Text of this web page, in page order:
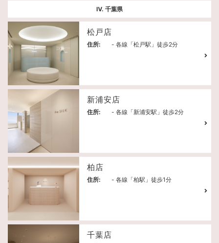
Ⅳ. 千葉県
松戸店
住所: - 各線「松戸駅」徒歩2分
新浦安店
住所: - 各線「新浦安駅」徒歩2分
柏店
住所: - 各線「柏駅」徒歩1分
千葉店